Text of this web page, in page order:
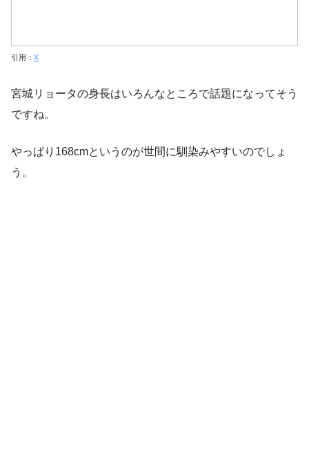
引用： X
宮城リョータの身長はいろんなところで話題になってそう
ですね。
やっぱり168cmというのが世間に馴染みやすいのでしょ
う。